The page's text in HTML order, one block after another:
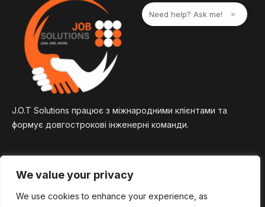
We value your privacy
We use cookies to enhance your experience, as
i
v
J.O.T Solutions працює з міжнародними клієнтами та
формує довгострокові інженерні команди.
Need help? Ask me! ×